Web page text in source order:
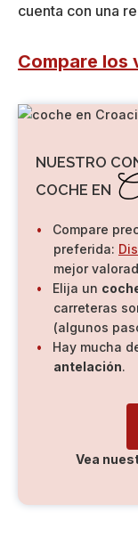
cuenta con una
Compare los
NUESTRO
COCHE EN
Compare
preferida:
mejor
Elija un
carreteras
(algunos
Hay mucha
antelación.
Vea